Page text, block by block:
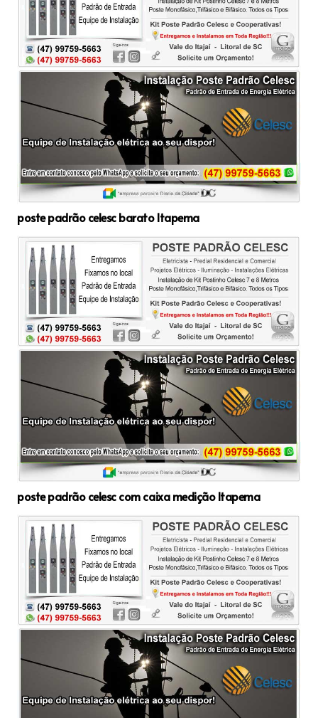
poste padrão celesc barato Itapema
poste padrão celesc com caixa medição Itapema